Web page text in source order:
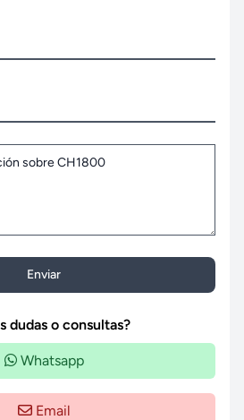
Enviar
dudas o consultas?
Whatsapp
Email